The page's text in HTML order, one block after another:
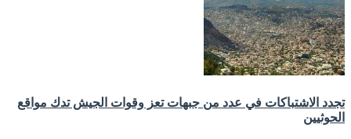
تجدد الاشتباكات في عدد من جبهات تعز وقوات الجيش تدك مواقع
الحوثيين